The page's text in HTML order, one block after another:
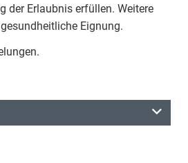
der Erlaubnis erfüllen. Weitere
Eignung.